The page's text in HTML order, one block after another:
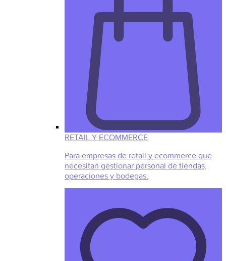
RETAIL Y ECOMMERCE
Para empresas de retail y ecommerce que
necesitan gestionar personal de tiendas,
operaciones y bodegas.